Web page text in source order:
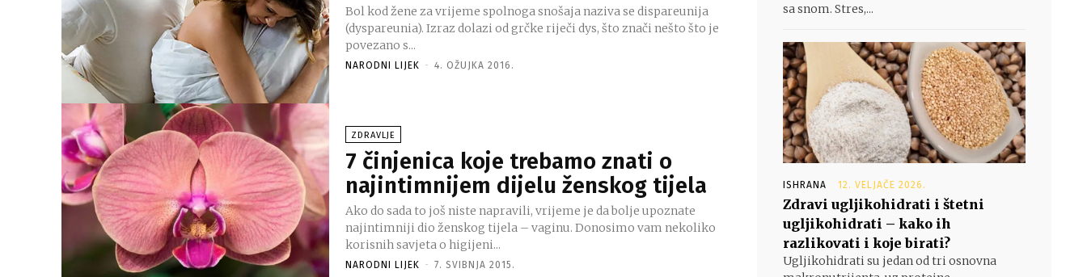
Bol kod žene za vrijeme spolnoga snošaja naziva se dispareunija
(dyspareunia). Izraz dolazi od grčke riječi dys, što znači nešto što je
povezano s...
NARODNI LIJEK - 4. OŽUJKA 2016.
ZDRAVLJE
7 činjenica koje trebamo znati o
najintimnijem dijelu ženskog tijela
Ako do sada to još niste napravili, vrijeme je da bolje upoznate
najintimniji dio ženskog tijela – vaginu. Donosimo vam nekoliko
korisnih savjeta o higijeni...
NARODNI LIJEK - 7. SVIBNJA 2015.
sa snom. Stres,...
ISHRANA 12. VELJAČE 2026.
Zdravi ugljikohidrati i štetni
ugljikohidrati – kako ih
razlikovati i koje birati?
Ugljikohidrati su jedan od tri osnovna